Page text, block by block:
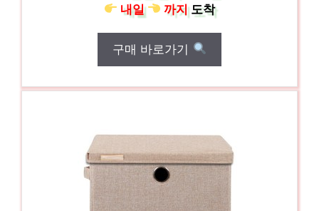
내일
까지도착
구매 바로가기